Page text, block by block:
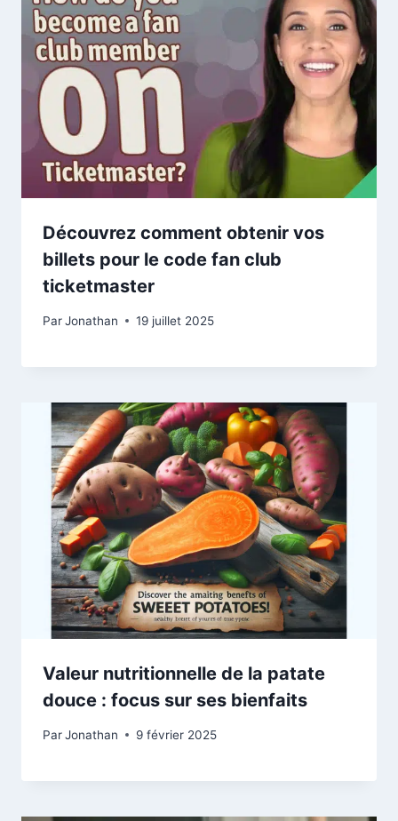
Découvrez comment obtenir vos
billets pour le code fan club
ticketmaster
ParJonathan 19 juillet 2025
Valeur nutritionnelle de la patate
douce : focus sur ses bienfaits
ParJonathan 9 février 2025